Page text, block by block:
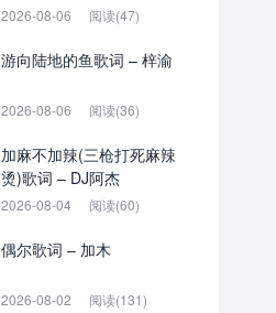
2026-08-06 阅读(47)
游向陆地的鱼歌词 – 梓渝
2026-08-06 阅读(36)
加麻不加辣(三枪打死麻辣
烫)歌词 – DJ阿杰
2026-08-04 阅读(60)
偶尔歌词 – 加木
2026-08-02 阅读(131)